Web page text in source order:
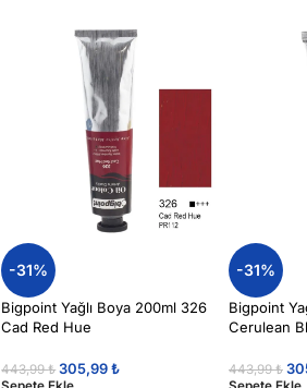
-31%
Bigpoint Yağlı Boya 200ml 326
Cad Red Hue
443,99₺ 305,99₺
-31%
Bigpoint
Cerulean
443,99₺